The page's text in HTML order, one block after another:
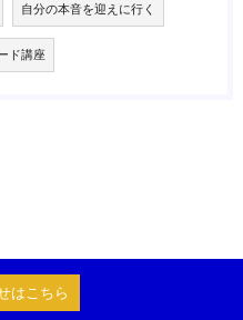
自分の本音を迎えに行く
ド講座
はこちら